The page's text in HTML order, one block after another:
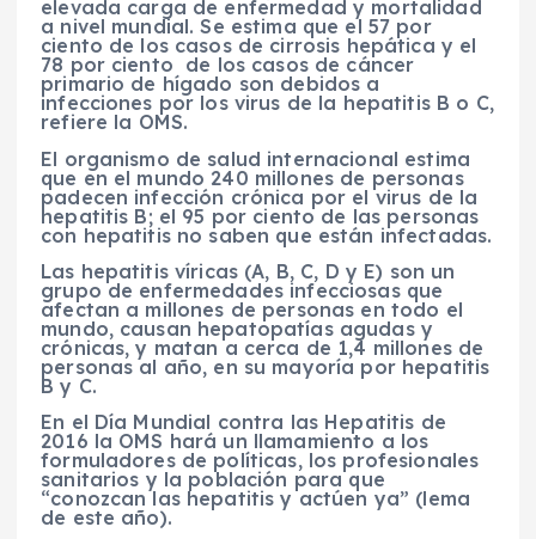
elevada carga de enfermedad y mortalidad
a nivel mundial. Se estima que el 57 por
ciento de los casos de cirrosis hepática y el
78 por ciento de los casos de cáncer
primario de hígado son debidos a
infecciones por los virus de la hepatitis B o C,
refiere la OMS.
El organismo de salud internacional estima
que en el mundo 240 millones de personas
padecen infección crónica por el virus de la
hepatitis B; el 95 por ciento de las personas
con hepatitis no saben que están infectadas.
Las hepatitis víricas (A, B, C, D y E) son un
grupo de enfermedades infecciosas que
afectan a millones de personas en todo el
mundo, causan hepatopatías agudas y
crónicas, y matan a cerca de 1,4 millones de
personas al año, en su mayoría por hepatitis
B y C.
En el Día Mundial contra las Hepatitis de
2016 la OMS hará un llamamiento a los
formuladores de políticas, los profesionales
sanitarios y la población para que
“conozcan las hepatitis y actúen ya” (lema
de este año).